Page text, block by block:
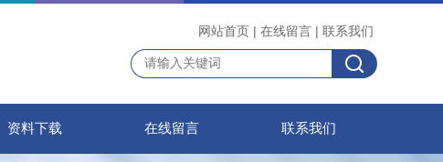
网站首页 | 在线留言 | 联系我们
资料下载 在线留言 联系我们